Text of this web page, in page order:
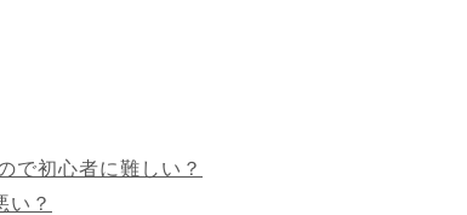
で初心者に難しい？
い？